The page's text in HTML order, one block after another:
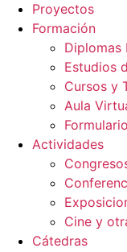
Proyectos
Formación
Diplomas
Estudios
Cursos y
Aula
Actividades
Cine y
Cátedras